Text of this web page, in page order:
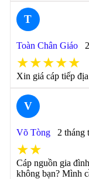
T
Toàn Chân Giáo
★★★★★
Xin giá cáp tiếp
V
Võ Tòng 2 tháng
★★
Cáp nguồn gia
không bạn? Mình